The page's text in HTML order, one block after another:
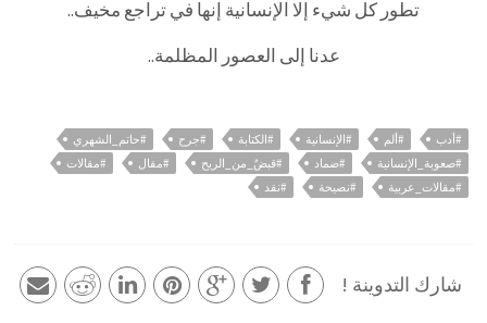
تطور كل شيء إلا الإنسانية إنها في تراجع مخيف..
عدنا إلى العصور المظلمة..
#أدب #ألم #الإنسانية #الكتابة #جرح
#حاتم_الشهري
#صعوبة_الإنسانية
#ضماد #قبضٌ_من_الريح #مقال
#مقالات
#مقالات_عربية
#نصيحة #نقد
شارك التدوينة !